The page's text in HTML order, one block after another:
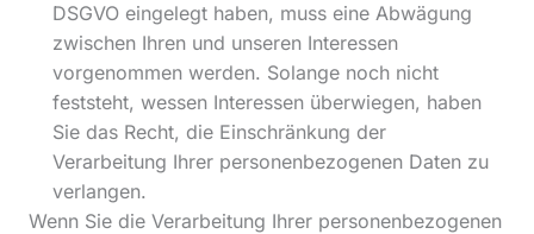
DSGVO eingelegt haben, muss eine Abwägung
zwischen Ihren und unseren Interessen
vorgenommen werden. Solange noch nicht
feststeht, wessen Interessen überwiegen, haben
Sie das Recht, die Einschränkung der
Verarbeitung Ihrer personenbezogenen Daten zu
verlangen.
Wenn Sie die Verarbeitung Ihrer personenbezogenen